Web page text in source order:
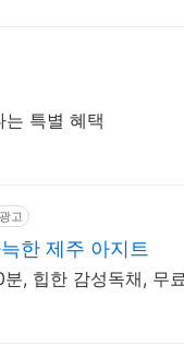
특별 혜택
광고
한 제주 아지트
, 힙한 감성독채, 무